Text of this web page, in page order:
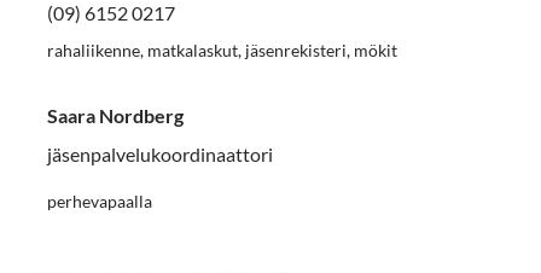
(09) 6152 0217
rahaliikenne, matkalaskut, jäsenrekisteri, mökit
Saara Nordberg
jäsenpalvelukoordinaattori
perhevapaalla